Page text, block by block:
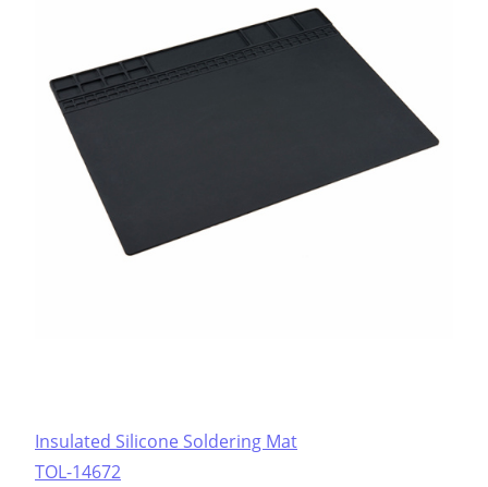
Insulated Silicone Soldering Mat
TOL-14672